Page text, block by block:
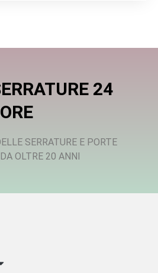
24
ORE
SERRATURE E PORTE
OLTRE 20 ANNI